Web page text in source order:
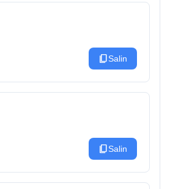
content_copySalin
content_copySalin